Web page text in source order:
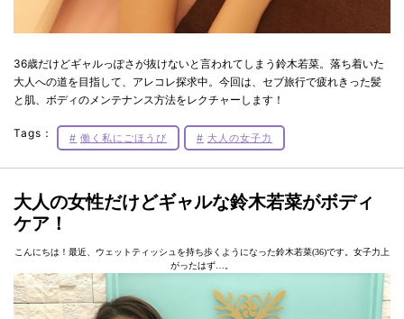
36歳だけどギャルっぽさが抜けないと言われてしまう鈴木若菜。落ち着いた
大人への道を目指して、アレコレ探求中。今回は、セブ旅行で疲れきった髪
と肌、ボディのメンテナンス方法をレクチャーします！
Tags： 働く私にごほうび 大人の女子力
大人の女性だけどギャルな鈴木若菜がボディ
ケア！
こんにちは！最近、ウェットティッシュを持ち歩くようになった鈴木若菜(36)です。女子力上
がったはず…。